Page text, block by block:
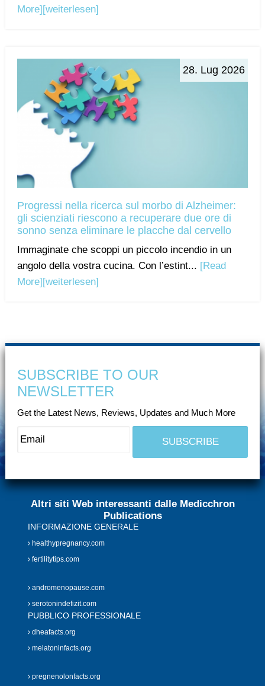
More] [weiterlesen]
28. Lug 2026
Progressi nella ricerca sul morbo di Alzheimer:
gli scienziati riescono a recuperare due ore di
sonno senza eliminare le placche dal cervello
Immaginate che scoppi un piccolo incendio in un
angolo della vostra cucina. Con l’estint... [Read
More][weiterlesen]
SUBSCRIBE TO OUR
NEWSLETTER
Get the Latest News, Reviews, Updates and Much More
Altri siti Web interessanti dalle Medicchron
Publications
INFORMAZIONE GENERALE
healthypregnancy.com
fertilitytips.com
andromenopause.com
serotonindefizit.com
PUBBLICO PROFESSIONALE
dheafacts.org
melatoninfacts.org
pregnenolonfacts.org